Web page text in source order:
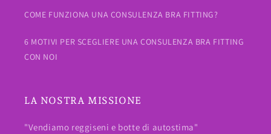
COME FUNZIONA UNA CONSULENZA BRA FITTING?
6 MOTIVI PER SCEGLIERE UNA CONSULENZA BRA FITTING
CON NOI
LA NOSTRA MISSIONE
"Vendiamo reggiseni e botte di autostima"